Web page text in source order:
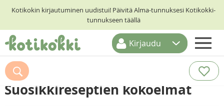
Kotikokin kirjautuminen uudistui! Päivitä Alma-tunnuksesi Kotikokki-
tunnukseen täällä
ETUSIVU
RESEPTIHAKU
Kirjaudu
Suosikkireseptien kokoelmat